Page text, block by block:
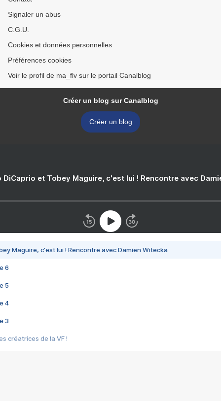
Signaler un abus
C.G.U.
Cookies et données personnelles
Préférences cookies
Voir le profil de ma_flv sur le portail Canalblog
Créer un blog sur Canalblog
Créer un blog
DiCaprio et Tobey Maguire, c'est lui ! Rencontre avec
Maguire, c'est lui ! Rencontre avec Damien Witecka
6
5
4
3
créatrices de la VF !